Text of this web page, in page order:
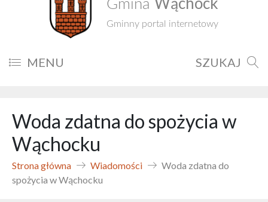
Gmina
Gminny portal internetowy
MENU SZUKAJ
Woda zdatna do spożycia w
Wąchocku
Strona główna Wiadomości
Woda zdatna do
spożycia w Wąchocku